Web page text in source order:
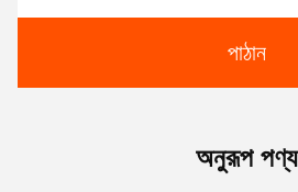
পাঠান
অনুরূপ পণ্য